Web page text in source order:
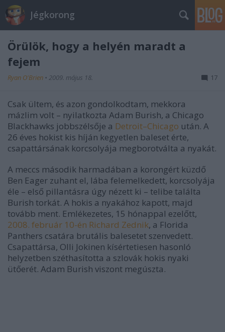
Jégkorong
Örülök, hogy a helyén maradt a
fejem
Ryan O'Brien • 2009. május 18. 17
Csak ültem, és azon gondolkodtam, mekkora
mázlim volt – nyilatkozta Adam Burish, a Chicago
Blackhawks jobbszélsője a Detroit–Chicago után. A
26 éves hokist kis híján kegyetlen baleset érte,
csapattársának korcsolyája megborotválta a nyakát.
A meccs második harmadában a korongért küzdő
Ben Eager zuhant el, lába felemelkedett, korcsolyája
éle – első pillantásra úgy nézett ki – telibe találta
Burish torkát. A hokis a nyakához kapott, majd
tovább ment. Emlékezetes, 15 hónappal ezelőtt,
2008. február 10-én Richard Zednik, a Florida
Panthers csatára brutális balesetet szenvedett.
Csapattársa, Olli Jokinen kísértetiesen hasonló
helyzetben széthasította a szlovák hokis nyaki
ütőerét. Adam Burish viszont megúszta.